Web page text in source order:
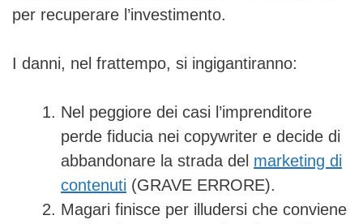
per recuperare l’investimento.
I danni, nel frattempo, si ingigantiranno:
Nel peggiore dei casi l’imprenditore
perde fiducia nei copywriter e decide di
abbandonare la strada del marketing di
contenuti (GRAVE ERRORE).
Magari finisce per illudersi che conviene